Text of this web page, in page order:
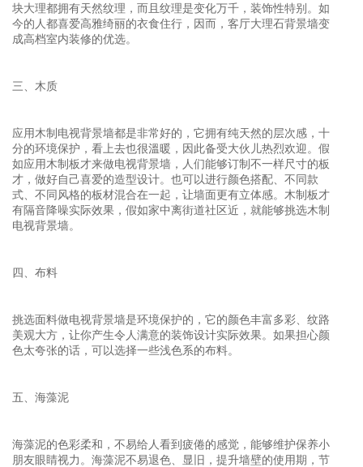
块大理都拥有天然纹理，而且纹理是变化万千，装饰性特别。如
今的人都喜爱高雅绮丽的衣食住行，因而，客厅大理石背景墙变
成高档室内装修的优选。
三、木质
应用木制电视背景墙都是非常好的，它拥有纯天然的层次感，十
分的环境保护，看上去也很溫暖，因此备受大伙儿热烈欢迎。假
如应用木制板才来做电视背景墙，人们能够订制不一样尺寸的板
才，做好自己喜爱的造型设计。也可以进行颜色搭配、不同款
式、不同风格的板材混合在一起，让墙面更有立体感。木制板才
有隔音降噪实际效果，假如家中离街道社区近，就能够挑选木制
电视背景墙。
四、布料
挑选面料做电视背景墙是环境保护的，它的颜色丰富多彩、纹路
美观大方，让你产生令人满意的装饰设计实际效果。如果担心颜
色太夸张的话，可以选择一些浅色系的布料。
五、海藻泥
海藻泥的色彩柔和，不易给人看到疲倦的感觉，能够维护保养小
朋友眼睛视力。海藻泥不易退色、显旧，提升墙壁的使用期，节